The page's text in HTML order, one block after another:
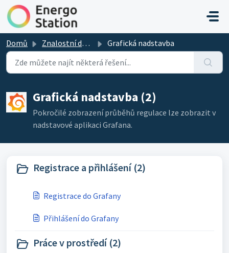
Přeskočit na hlavní obsah
Domů Znalostní databáze Grafická nadstavba
Grafická nadstavba (2)
Pokročilé zobrazení průběhů regulace lze zobrazit v
nadstavové aplikaci Grafana.
Registrace a přihlášení (2)
Registrace do Grafany
Přihlášení do Grafany
Práce v prostředí (2)